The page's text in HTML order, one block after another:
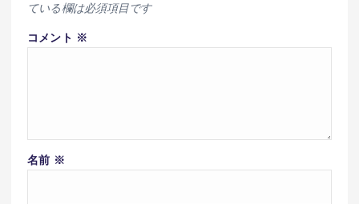
ている欄は必須項目です
コメント ※
名前 ※